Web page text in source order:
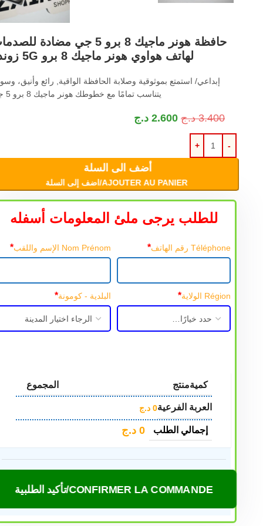
حافظة هونر ماجيك 8 برو 5 جي مضادة
لهاتف هواوي هونر ماجيك 8 برو 5G زوندو
إبداعي/ استمتع بموثوقية وصلابة الحافظة الواقية, رائع وأنيق،
يتناسب تمامًا مع خطوطك هونر ماجيك 8 برو 5 جي
3.400 د.ج 2.600 د.ج
أضف الى السلة
AJOUTER AU PANIER/اضف إلى السلة
للطلب يرجى ملئ المعلومات أسفله
Téléphone رقم الهاتف * Nom Prénom الإسم واللقب *
Région الولاية * البلدية - كومونة*
منتجكمية المجموع
العربة الفرعية0 د.ج
إجمالي الطلب 0 د.ج
CONFIRMER LA COMMANDE/تأكيد الطلبية